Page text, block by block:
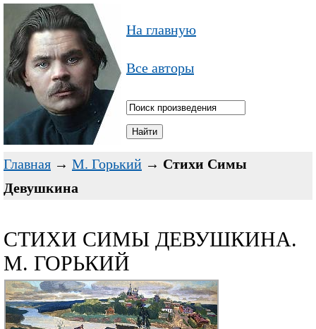
На главную
Все авторы
Главная → М. Горький → Стихи Симы
Девушкина
СТИХИ СИМЫ ДЕВУШКИНА.
М. ГОРЬКИЙ